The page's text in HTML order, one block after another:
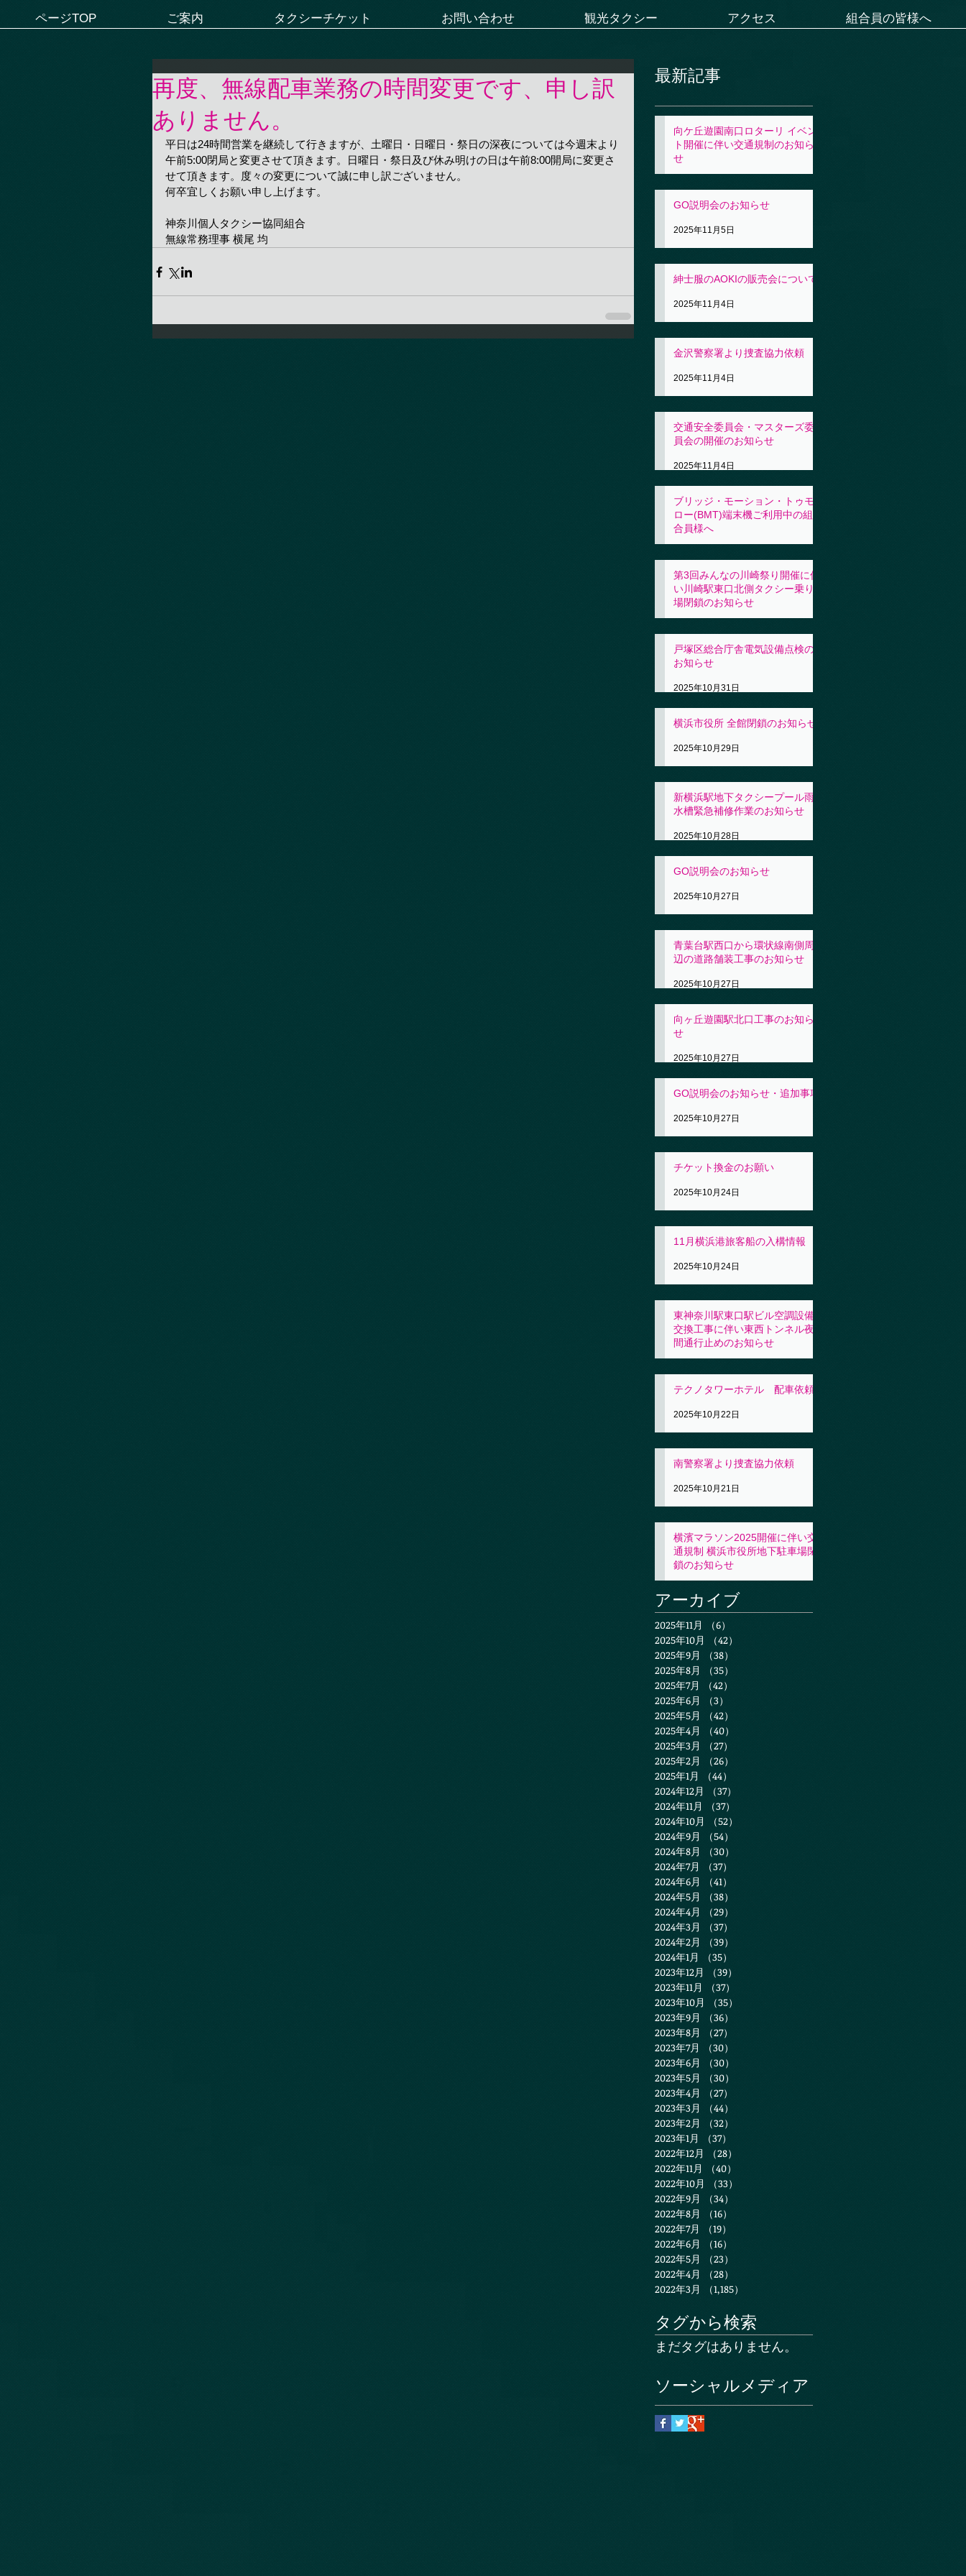
ページTOP ご案内 タクシーチケット お問い合わせ 観光タクシー アクセス 組合員の皆様へ
再度、無線配車業務の時間変更です、申し訳
ありません。
平日は24時間営業を継続して行きますが、土曜日・日曜日・祭日の深夜については今週末より
午前5:00閉局と変更させて頂きます。日曜日・祭日及び休み明けの日は午前8:00開局に変更さ
せて頂きます。度々の変更について誠に申し訳ございません。
何卒宜しくお願い申し上げます。
神奈川個人タクシー協同組合
無線常務理事 横尾 均
最新記事
向ケ丘遊園南口ロターリ イベン
ト開催に伴い交通規制のお知ら
せ
GO説明会のお知らせ
2025年11月5日
紳士服のAOKIの販売会について
2025年11月4日
金沢警察署より捜査協力依頼
2025年11月4日
交通安全委員会・マスターズ委
員会の開催のお知らせ
2025年11月4日
ブリッジ・モーション・トゥモ
ロー(BMT)端末機ご利用中の組
合員様へ
第3回みんなの川崎祭り開催に伴
い川崎駅東口北側タクシー乗り
場閉鎖のお知らせ
戸塚区総合庁舎電気設備点検の
お知らせ
2025年10月31日
横浜市役所 全館閉鎖のお知らせ
2025年10月29日
新横浜駅地下タクシープール雨
水槽緊急補修作業のお知らせ
2025年10月28日
GO説明会のお知らせ
2025年10月27日
青葉台駅西口から環状線南側周
辺の道路舗装工事のお知らせ
2025年10月27日
向ヶ丘遊園駅北口工事のお知ら
せ
2025年10月27日
GO説明会のお知らせ・追加事項
2025年10月27日
チケット換金のお願い
2025年10月24日
11月横浜港旅客船の入構情報
2025年10月24日
東神奈川駅東口駅ビル空調設備
交換工事に伴い東西トンネル夜
間通行止めのお知らせ
テクノタワーホテル 配車依頼
2025年10月22日
南警察署より捜査協力依頼
2025年10月21日
横濱マラソン2025開催に伴い交
通規制 横浜市役所地下駐車場閉
鎖のお知らせ
アーカイブ
2025年11月 （6）
2025年10月
（42）
2025年9月
（38）
2025年8月
（35）
2025年7月
（42）
2025年6月
（3）
2025年5月
（42）
2025年4月
（40）
2025年3月
（27）
2025年2月
（26）
2025年1月
（44）
2024年12月
（37）
2024年11月
（37）
2024年10月
（52）
2024年9月
（54）
2024年8月
（30）
2024年7月
（37）
2024年6月
（41）
2024年5月
（38）
2024年4月
（29）
2024年3月
（37）
2024年2月
（39）
2024年1月
（35）
2023年12月
（39）
2023年11月
（37）
2023年10月
（35）
2023年9月
（36）
2023年8月
（27）
2023年7月
（30）
2023年6月
（30）
2023年5月
（30）
2023年4月
（27）
2023年3月
（44）
2023年2月
（32）
2023年1月
（37）
2022年12月
（28）
2022年11月
（40）
2022年10月
（33）
2022年9月
（34）
2022年8月
（16）
2022年7月
（19）
2022年6月
（16）
2022年5月
（23）
2022年4月
（28）
2022年3月
（1,185）
タグから検索
まだタグはありません。
ソーシャルメディア